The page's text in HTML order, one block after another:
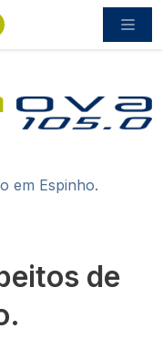
em Espinho.
de